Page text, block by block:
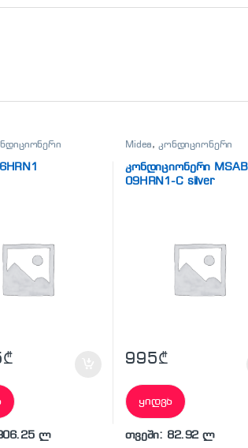
₾
ლ
Midea,კონდიციონერი
კონდიციონერი
09HRN1-C silver
995₾
ყიდვა
თვეში: 82.92 ლ